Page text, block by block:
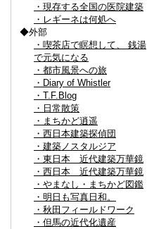
・現存する全国の医院建築
・レギーネは何処へ
◆外部
・喫茶店で瞑想して、 銭湯
で元気になる
・都市風景への旅
・Diary of Whistler
・T.F.Blog
・日常散策
・まちかど逍遥
・西日本建築探偵団
・建築ノスタルジア
・東日本 近代建築万華鏡
・西日本 近代建築万華鏡
・やまなし・まちかど図鑑
・明日も写真日和。
・秋田フィールドワーク
・但馬の近代化遺産